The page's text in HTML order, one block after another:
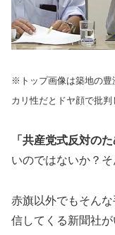
※トップ画像は築地の豊
カリ性だとドヤ顔で批
「共産党式反対の
いのではないか？
赤旗以外でもそん
信してくる新聞社が